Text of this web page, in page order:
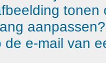
aanpassen?
de e-mail van